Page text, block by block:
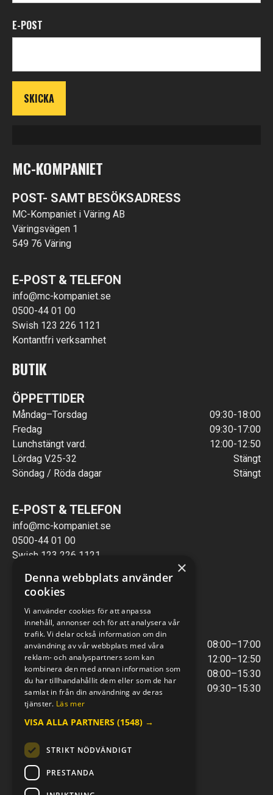
E-POST
MC-KOMPANIET
POST- SAMT BESÖKSADRESS
MC-Kompaniet i Väring AB
Väringsvägen 1
549 76 Väring
E-POST & TELEFON
info@mc-kompaniet.se
0500-44 01 00
Swish 123 226 1121
Kontantfri verksamhet
BUTIK
ÖPPETTIDER
Måndag–Torsdag
09:30-18:00
Fredag
09:30-17:00
Lunchstängt vard.
12:00-12:50
Lördag V.25-32
Stängt
Söndag / Röda dagar
Stängt
E-POST & TELEFON
info@mc-kompaniet.se
0500-44 01 00
Swish 123 226 1121
VERKSTAD
ÖPPETTIDER
Måndag - Torsdag
08:00–17:00
Lunchstängt
12:00–12:50
Fredagar
08:00–15:30
Telefontider
09:30–15:30
E-POST & TELEFON
verkstaden@mc-kompaniet.se
0500-44 01 00
Swish 123 226 1121
Kontantfri verksamhet
×
Denna webbplats använder
cookies
Vi använder cookies för att anpassa
innehåll, annonser och för att analysera vår
trafik. Vi delar också information om din
användning av vår webbplats med våra
reklam- och analyspartners som kan
kombinera den med annan information som
du har tillhandahållit dem eller som de har
samlat in från din användning av deras
tjänster. Läs mer
VISA ALLA PARTNERS (1548) →
STRIKT NÖDVÄNDIGT
PRESTANDA